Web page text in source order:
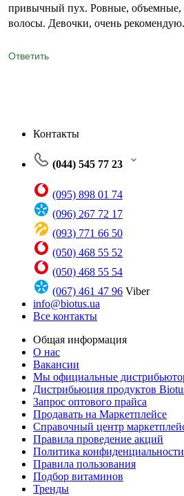
привычный пух. Ровные, объемные,
волосы. Девочки, очень рекомендую.
Ответить
Контакты
(044) 545 77 23
(095) 898 01 74
(096) 267 72 17
(093) 771 66 50
(050) 468 55 52
(050) 468 55 54
(067) 461 47 96 Viber
info@biotus.ua
Все контакты
Общая информация
О нас
Вакансии
Мы официальные
Дистрибьюция продуктов
Запрос оптового прайса
Продавать на Маркетплейсе
Справочный центр
Правила проведение акций
Политика конфиденциальности
Правила пользования
Подбор витаминов
Тренды